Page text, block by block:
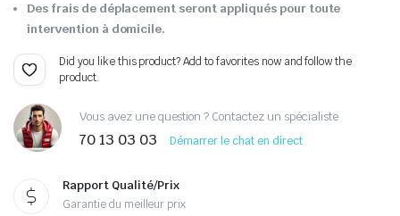
Des frais de déplacement seront appliqués pour toute
intervention à domicile.
Did you like this product? Add to favorites now and follow the
product.
Vous avez une question ? Contactez un spécialiste
70 13 03 03 Démarrer le chat en direct
Rapport Qualité/Prix
Garantie du meilleur prix